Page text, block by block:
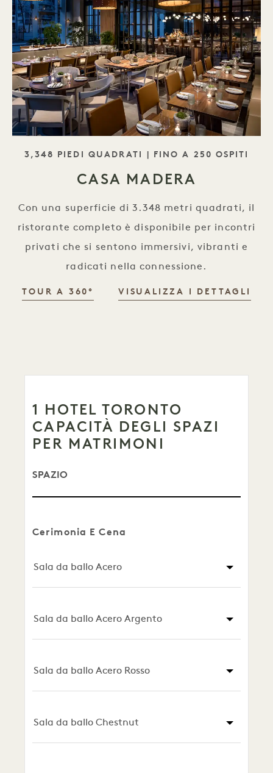
SLOGAN
3,348 PIEDI QUADRATI | FINO A 250 OSPITI
CASA MADERA
Con una superficie di 3.348 metri quadrati, il
ristorante completo è disponibile per incontri
privati che si sentono immersivi, vibranti e
radicati nella connessione.
TOUR A 360° VISUALIZZA I DETTAGLI
1 HOTEL TORONTO
CAPACITÀ DEGLI SPAZI
PER MATRIMONI
SPAZIO
Cerimonia E Cena
Sala da ballo Acero
Sala da ballo Acero Argento
Sala da ballo Acero Rosso
Sala da ballo Chestnut